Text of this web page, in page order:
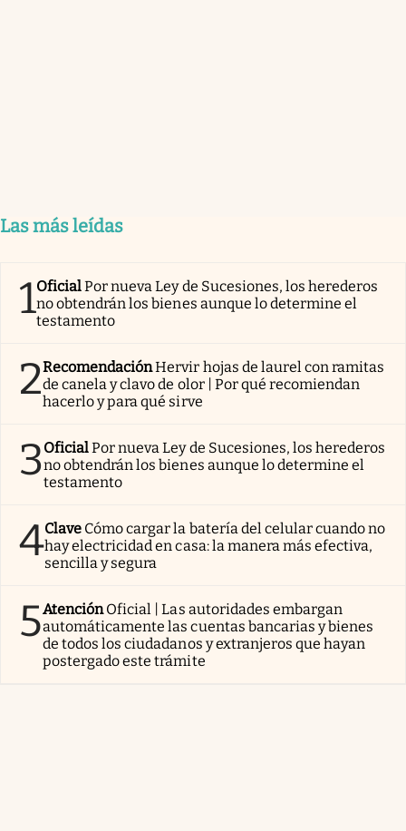
Las más leídas
1OficialPor nueva Ley de Sucesiones, los herederos
no obtendrán los bienes aunque lo determine el
testamento
2RecomendaciónHervir hojas de laurel con ramitas
de canela y clavo de olor | Por qué recomiendan
hacerlo y para qué sirve
3OficialPor nueva Ley de Sucesiones, los herederos
no obtendrán los bienes aunque lo determine el
testamento
4Clave Cómo cargar la batería del celular cuando no
hay electricidad en casa: la manera más efectiva,
sencilla y segura
5AtenciónOficial | Las autoridades embargan
automáticamente las cuentas bancarias y bienes
de todos los ciudadanos y extranjeros que hayan
postergado este trámite